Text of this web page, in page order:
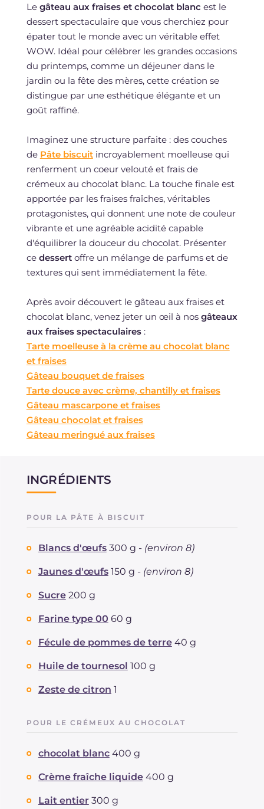
Le gâteau aux fraises et chocolat blanc est le
dessert spectaculaire que vous cherchiez pour
épater tout le monde avec un véritable effet
WOW. Idéal pour célébrer les grandes occasions
du printemps, comme un déjeuner dans le
jardin ou la fête des mères, cette création se
distingue par une esthétique élégante et un
goût raffiné.
Imaginez une structure parfaite : des couches
de Pâte biscuitincroyablement moelleuse qui
renferment un coeur velouté et frais de
crémeux au chocolat blanc. La touche finale est
apportée par les fraises fraîches, véritables
protagonistes, qui donnent une note de couleur
vibrante et une agréable acidité capable
d'équilibrer la douceur du chocolat. Présenter
ce dessertoffre un mélange de parfums et de
textures qui sent immédiatement la fête.
Après avoir découvert le gâteau aux fraises et
chocolat blanc, venez jeter un œil à nos gâteaux
aux fraises spectaculaires:
Tarte moelleuse à la crème au chocolat blanc
et fraises
Gâteau bouquet de fraises
Tarte douce avec crème, chantilly et fraises
Gâteau mascarpone et fraises
Gâteau chocolat et fraises
Gâteau meringué aux fraises
INGRÉDIENTS
POUR LA PÂTE À BISCUIT
Blancs d'œufs 300 g - (environ 8)
Jaunes d'œufs 150 g - (environ 8)
Sucre 200 g
Farine type 00 60 g
Fécule de pommes de terre 40 g
Huile de tournesol 100 g
Zeste de citron 1
POUR LE CRÉMEUX AU CHOCOLAT
chocolat blanc 400 g
Crème fraîche liquide 400 g
Lait entier 300 g